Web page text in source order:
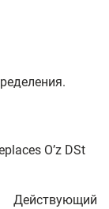
O’z DSt
Действующий